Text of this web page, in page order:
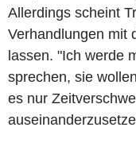
Allerdings scheint
Verhandlungen mit
lassen. "Ich werde
sprechen, sie
es nur